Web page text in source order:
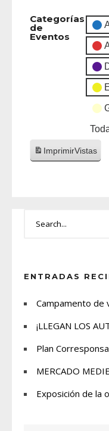
Categorías
de
Eventos
ImprimirVistas
ENTRADAS
Campamento de
¡LLEGAN LOS
Plan
MERCADO
Exposición de la